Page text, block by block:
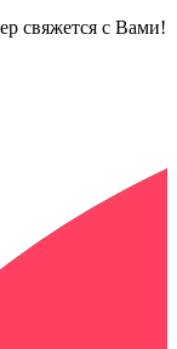
свяжется с Вами!